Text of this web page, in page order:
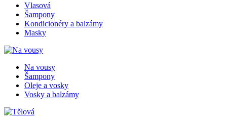
Vlasová
Šampony
Kondicionéry a balzámy
Masky
Na vousy
Šampony
Oleje a vosky
Vosky a balzámy